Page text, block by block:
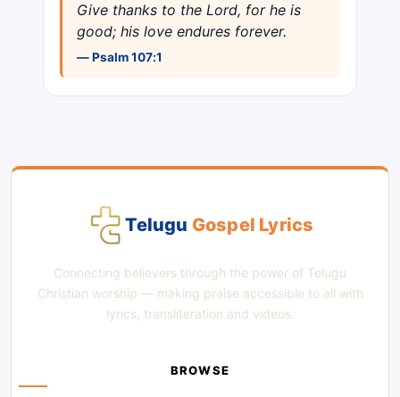
Give thanks to the Lord, for he is
good; his love endures forever.
— Psalm 107:1
Telugu Gospel Lyrics
Connecting believers through the power of Telugu
Christian worship — making praise accessible to all with
lyrics, transliteration and videos.
BROWSE